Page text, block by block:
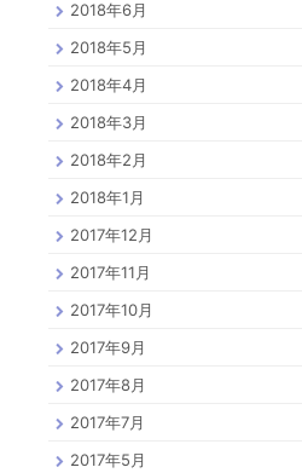
2018年6月
2018年5月
2018年4月
2018年3月
2018年2月
2018年1月
2017年12月
2017年11月
2017年10月
2017年9月
2017年8月
2017年7月
2017年5月